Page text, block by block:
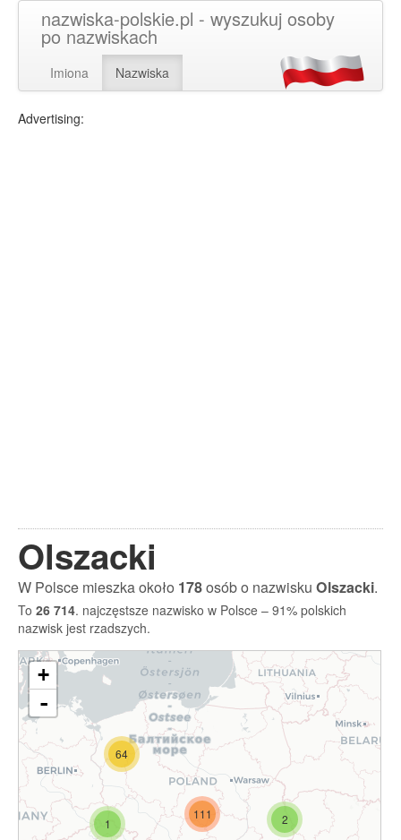
nazwiska-polskie.pl - wyszukuj osoby
po nazwiskach
Imiona Nazwiska
Advertising:
Olszacki
W Polsce mieszka około 178osób o nazwisku Olszacki.
To 26 714. najczęstsze nazwisko w Polsce – 91% polskich
nazwisk jest rzadszych.
2
64
111
1
+
-